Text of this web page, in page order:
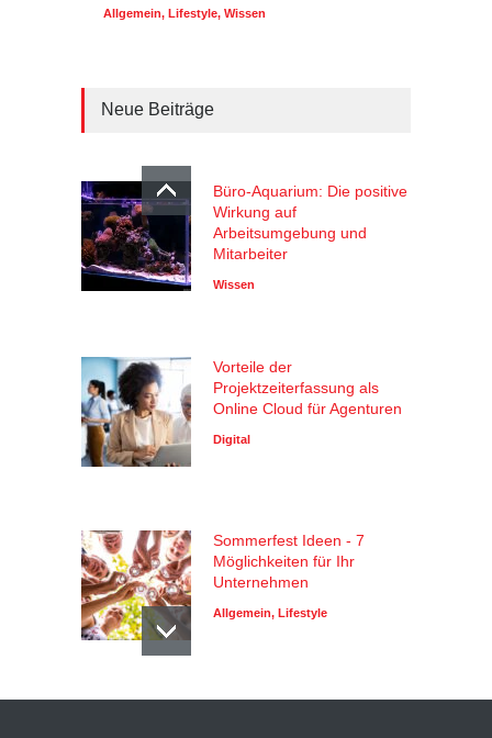
Allgemein, Lifestyle, Wissen
Neue Beiträge
Büro-Aquarium: Die positive
Wirkung auf
Arbeitsumgebung und
Mitarbeiter
Wissen
Vorteile der
Projektzeiterfassung als
Online Cloud für Agenturen
Digital
Sommerfest Ideen - 7
Möglichkeiten für Ihr
Unternehmen
Allgemein, Lifestyle